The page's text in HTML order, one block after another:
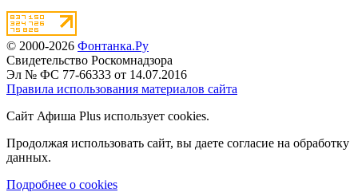
© 2000-2026 Фонтанка.Ру
Свидетельство Роскомнадзора
Эл № ФС 77-66333 от 14.07.2016
Правила использования материалов сайта
Сайт Афиша Plus использует cookies.
Продолжая использовать сайт, вы даете согласие на обработку
данных.
Подробнее о cookies